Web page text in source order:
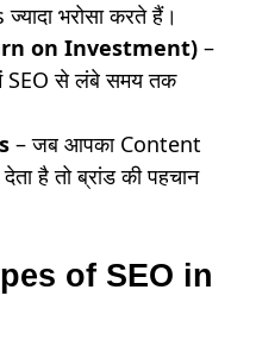
भरोसा करते हैं।
on Investment) –
SEO से लंबे समय तक
– जब आपका Content
है तो ब्रांड की पहचान
of SEO in